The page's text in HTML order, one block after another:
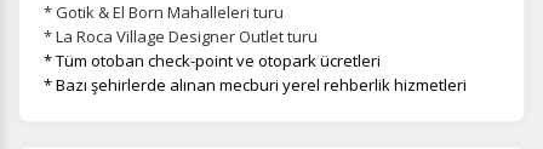
* Gotik & El Born Mahalleleri turu
* La Roca Village Designer Outlet turu
* Tüm otoban check-point ve otopark ücretleri
* Bazı şehirlerde alınan mecburi yerel rehberlik hizmetleri